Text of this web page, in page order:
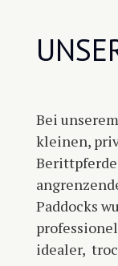
Bei
kleinen,
Paddocks
idealer,